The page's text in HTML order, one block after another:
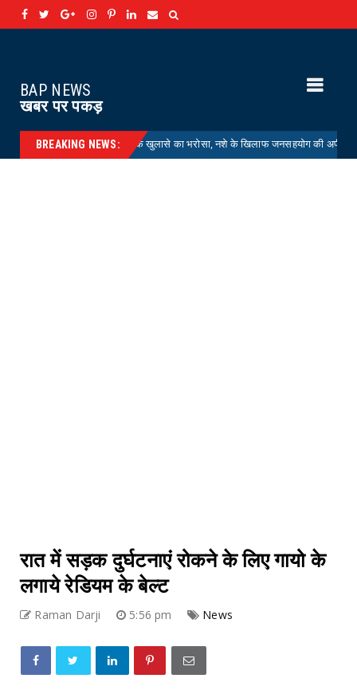
BAP NEWS
खबर पर पकड़
BREAKING NEWS:
: चोरियों के खुलासे का भरोसा, नशे के खिलाफ जनसहयोग की अपील HELTH
रात में सड़क दुर्घटनाएं रोकने के लिए गायो के
लगाये रेडियम के बेल्ट
Raman Darji 5:56 pm News